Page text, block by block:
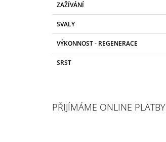
ZAŽÍVÁNÍ
SVALY
VÝKONNOST - REGENERACE
SRST
PŘIJÍMÁME ONLINE PLATBY